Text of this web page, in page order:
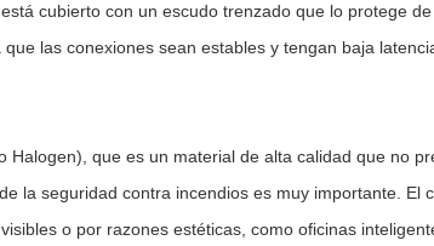
cubierto con un escudo trenzado que lo protege
las conexiones sean estables y tengan baja
que es un material de alta calidad que no
la seguridad contra incendios es muy importante.
o por razones estéticas, como oficinas